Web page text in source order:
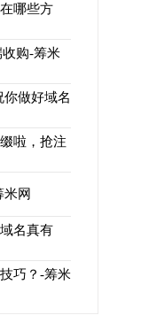
哪些方
收购-筹米
做好域名
啦，抢注
网
名真有
巧？-筹米